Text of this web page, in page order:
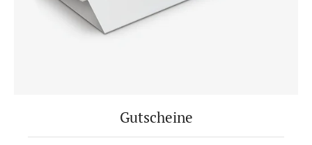
Gutscheine